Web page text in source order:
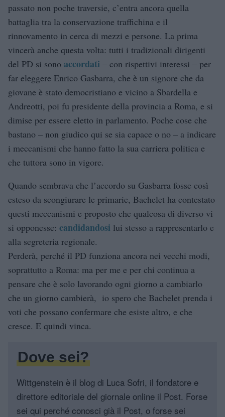
passato non poche traversie, c’entra ancora quella
battaglia tra la conservazione traffichina e il
rinnovamento in cerca di mezzi e persone. La prima
vincerà anche questa volta: tutti i tradizionali dirigenti
del PD si sono accordati – con rispettivi interessi – per
far eleggere Enrico Gasbarra, che è un signore che da
giovane è stato democristiano e vicino a Sbardella e
Andreotti, poi fu presidente della provincia a Roma, e si
dimise per essere eletto in parlamento. Poche cose che
bastano – non giudico qui se sia capace o no – a indicare
i meccanismi che hanno fatto la sua carriera politica e
che tuttora sono in vigore.
Quando sembrava che l’accordo su Gasbarra fosse così
esteso da scongiurare le primarie, Bachelet ha contestato
questi meccanismi e proposto che qualcosa di diverso vi
si opponesse: candidandosi lui stesso a rappresentarlo e
alla segreteria regionale.
Perderà, perché il PD funziona ancora nei vecchi modi,
soprattutto a Roma: ma per me e per chi continua a
pensare che è solo lavorando ogni giorno a cambiarlo
che un giorno cambierà, io spero che Bachelet prenda i
voti che possano confermare che esiste altro, e che
cresce. E quindi vinca.
Dove sei?
Wittgenstein è il blog di Luca Sofri, il fondatore e
direttore editoriale del giornale online il Post. Forse
sei qui perché conosci già il Post, o forse sei